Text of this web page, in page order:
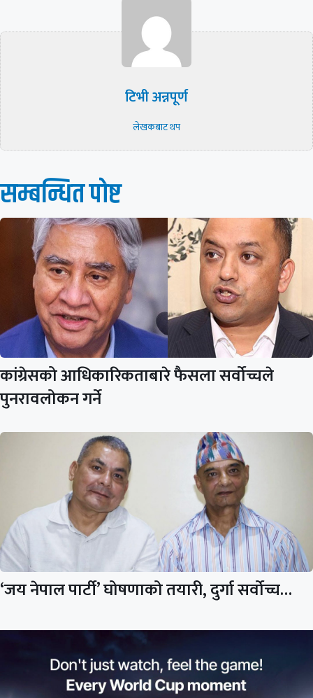
टिभी अन्नपूर्ण
लेखकबाट थप
सम्बन्धित पाेष्ट
कांग्रेसको आधिकारिकताबारे फैसला सर्वोच्चले
पुनरावलोकन गर्ने
‘जय नेपाल पार्टी’ घोषणाको तयारी, दुर्गा सर्वोच्च…